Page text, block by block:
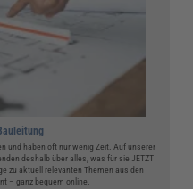
und haben oft nur wenig Zeit. Auf unserer
deshalb über alles, was für sie JETZT
zu aktuell relevanten Themen aus den
– ganz bequem online.